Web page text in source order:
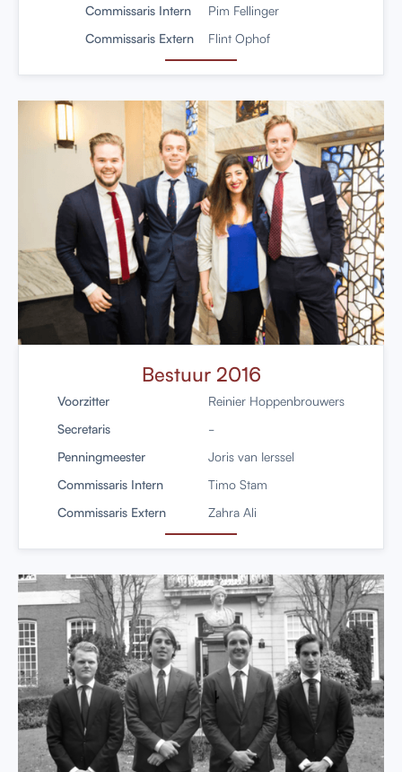
Commissaris Intern
Pim Fellinger
Commissaris Extern
Flint Ophof
Bestuur 2016
Voorzitter
Reinier Hoppenbrouwers
Secretaris
-
Penningmeester
Joris van Ierssel
Commissaris Intern
Timo Stam
Commissaris Extern
Zahra Ali